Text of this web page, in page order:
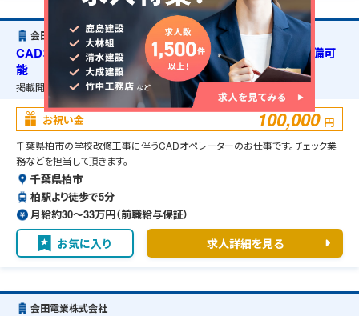
会田電業株式会社
CADオペレーター・千葉県柏市・学校改修工事・宿舎の準備可
能
掲載開始日： 2025/10/07 掲載終了予定日：2026/09/01
お祝い金 100,000 円
千葉県柏市の学校改修工事に伴うCADオペレーターのお仕事です。チェック業
務などを担当して頂きます。
千葉県柏市
柏駅より徒歩で5分
月給約30〜33万円（前職給与保証）
お気に入り 求人詳細を見る
会田電業株式会社